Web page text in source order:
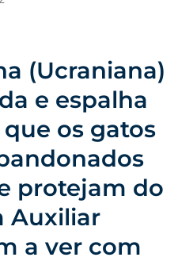
(Ucraniana)
e espalha
os gatos
protejam do
Auxiliar
a ver com